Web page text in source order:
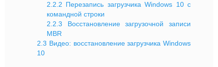
2.2.2 Перезапись загрузчика Windows 10 с
командной строки
2.2.3 Восстановление загрузочной записи
MBR
2.3 Видео: восстановление загрузчика Windows
10